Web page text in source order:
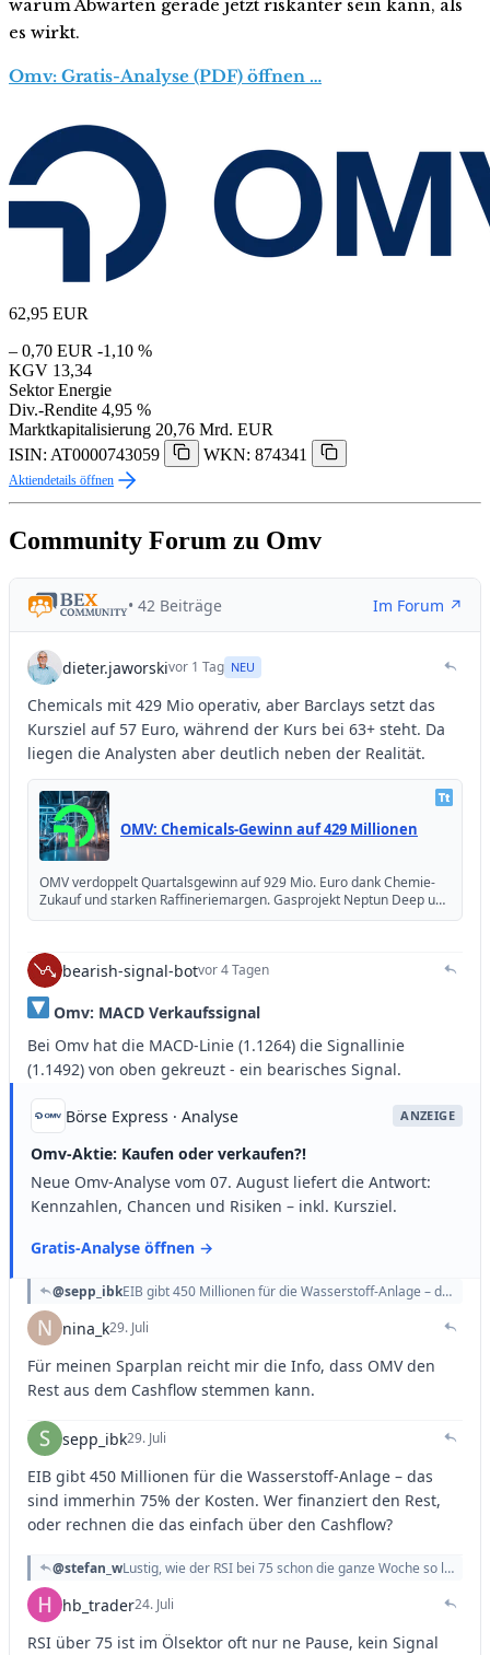
warum Abwarten gerade jetzt riskanter sein kann, als
es wirkt.
Omv: Gratis-Analyse (PDF) öffnen …
62,95 EUR
– 0,70 EUR -1,10 %
KGV 13,34
Sektor Energie
Div.-Rendite 4,95 %
Marktkapitalisierung 20,76 Mrd. EUR
ISIN: AT0000743059
WKN: 874341
Aktiendetails öffnen
Community Forum zu Omv